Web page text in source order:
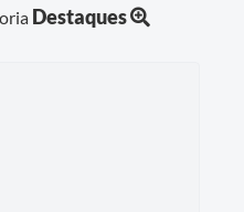
Destaques